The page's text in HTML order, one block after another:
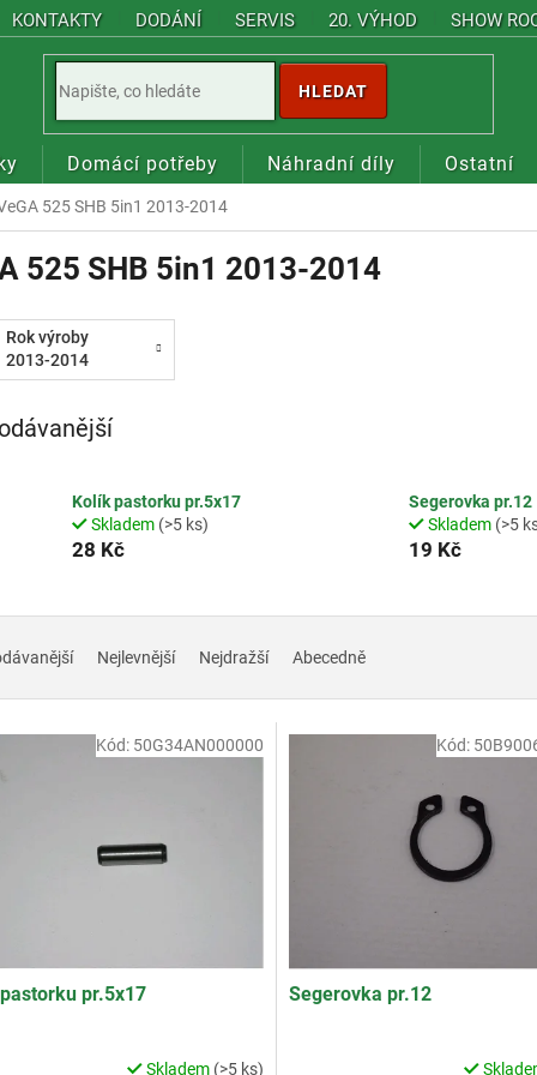
KONTAKTY DODÁNÍ SERVIS 20. VÝHOD SHOW
HLEDAT
Domácí potřeby Náhradní díly Ostatní
525 SHB 5in1 2013-2014
525 SHB 5in1 2013-2014
Rok výroby
2013-2014
Kolík pastorku pr.5x17
Skladem (>5 ks)
28 Kč
Segerovka pr.12
Skladem (>5
19 Kč
Nejlevnější Nejdražší Abecedně
pr.5x17
Skladem (>5 ks)
Kód: 50G34AN000000
Segerovka pr.12
Kód: